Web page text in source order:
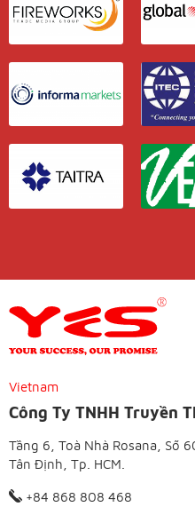
Vietnam
Công Ty TNHH Truyền
Tầng 6, Toà Nhà Rosana, Số
Tân Định, Tp. HCM.
+84 868 808 468